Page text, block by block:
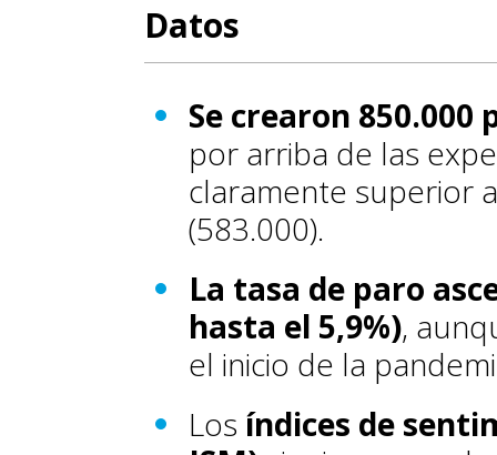
Datos
Se crearon
por arriba de las
claramente superior
(583.000).
La tasa de paro
hasta el 5,9%),
el inicio de la
Los índices de